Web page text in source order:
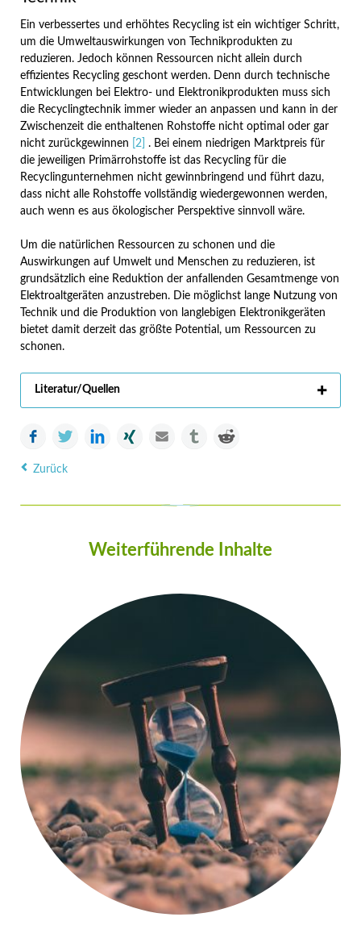
Ein verbessertes und erhöhtes Recycling ist ein wichtiger Schritt,
um die Umweltauswirkungen von Technikprodukten zu
reduzieren. Jedoch können Ressourcen nicht allein durch
effizientes Recycling geschont werden. Denn durch technische
Entwicklungen bei Elektro- und Elektronikprodukten muss sich
die Recyclingtechnik immer wieder an anpassen und kann in der
Zwischenzeit die enthaltenen Rohstoffe nicht optimal oder gar
nicht zurückgewinnen
[2] . Bei einem niedrigen Marktpreis für
die jeweiligen Primärrohstoffe ist das Recycling für die
Recyclingunternehmen nicht gewinnbringend und führt dazu,
dass nicht alle Rohstoffe vollständig wiedergewonnen werden,
auch wenn es aus ökologischer Perspektive sinnvoll wäre.
Um die natürlichen Ressourcen zu schonen und die
Auswirkungen auf Umwelt und Menschen zu reduzieren, ist
grundsätzlich eine Reduktion der anfallenden Gesamtmenge von
Elektroaltgeräten anzustreben. Die möglichst lange Nutzung von
Technik und die Produktion von langlebigen Elektronikgeräten
bietet damit derzeit das größte Potential, um Ressourcen zu
schonen.
Literatur/Quellen
FacebookTwitter LinkedInXing E-mail tumblr
Zurück
Weiterführende Inhalte